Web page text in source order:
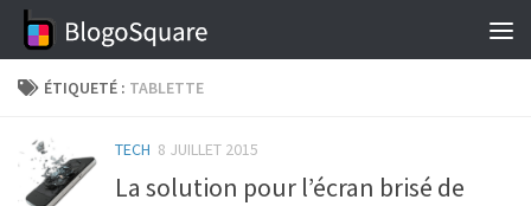
Skip to content
ÉTIQUETÉ : TABLETTE
TECH 8 JUILLET 2015
La solution pour l’écran brisé de